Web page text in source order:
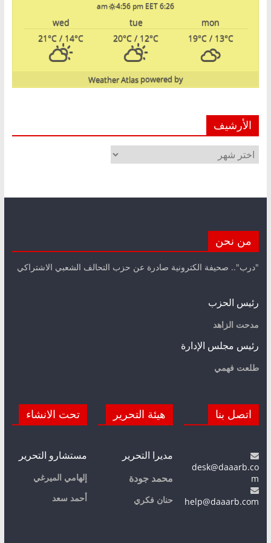
6:26 am
4:56 pm EET
mon
tue
wed
19°C/ 13°C
20°C / 12°C
21°C / 14°C
powered by
Weather Atlas
الأرشيف
الأرشيف
من نحن
"درب".. صحيفة الكترونية صادرة عن حزب التحالف الشعبي الاشتراكي
رئيس الحزب
مدحت الزاهد
رئيس مجلس الإدارة
طلعت فهمي
اتصل بنا
desk@daaarb.co
m
help@daaarb.com
هيئة التحرير
مديرا التحرير
محمد جودة
حنان فكري
تحت الانشاء
مستشارو التحرير
إلهامي الميرغي
أحمد سعد